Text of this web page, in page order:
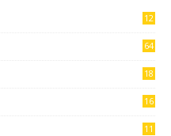
12
64
18
16
11